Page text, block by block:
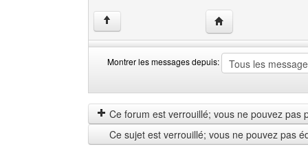
↑ Visiter le site web
Montrer les messages depuis:
les
messages
depuis
by
Ce forum est verrouillé; vous ne pouvez pas
Ce sujet est verrouillé; vous ne pouvez pas